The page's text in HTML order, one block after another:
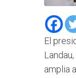
El
amplia